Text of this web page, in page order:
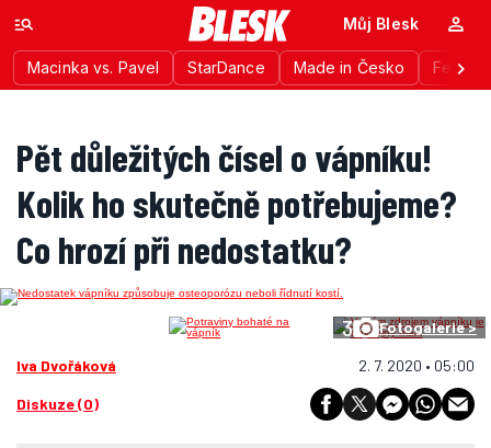
Macinka vs. Pavel StarDance Made in Česko
Můj Blesk
Pět důležitých čísel o vápníku!
Kolik ho skutečně potřebujeme?
Co hrozí při nedostatku?
3 Fotogalerie >
Iva Dvořáková 2. 7. 2020 • 05:00
Diskuze (0)